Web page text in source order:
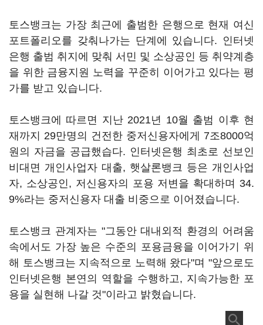
토스뱅크는 가장 최근에 출범한 은행으로 현재 여신
포트폴리오를 갖춰나가는 단계에 있습니다. 인터넷
은행 출범 취지에 맞춰 서민 및 소상공인 등 취약계층
을 위한 금융지원 노력을 꾸준히 이어가고 있다는 평
가를 받고 있습니다.
토스뱅크에 따르면 지난 2021년 10월 출범 이후 현
재까지 29만명의 건전한 중저신용자에게 7조8000억
원의 자금을 공급했습다. 인터넷은행 최초로 선보인
비대면 개인사업자 대출, 햇살론뱅크 등은 개인사업
자, 소상공인, 저신용자의 포용 저변을 확대하며 34.
9%라는 중저신용자 대출 비중으로 이어졌습니다.
토스뱅크 관계자는 "그동안 대내외적 환경의 어려움
속에서도 가장 높은 수준의 포용금융을 이어가기 위
해 토스뱅크는 지속적으로 노력해 왔다"며 "앞으로도
인터넷은행 본연의 역할을 수행하고, 지속가능한 포
용을 실현해 나갈 것"이라고 밝혔습니다.